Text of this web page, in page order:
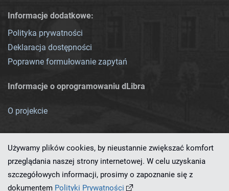
Informacje dodatkowe:
Polityka prywatności
Deklaracja dostępności
Poprawne formułowanie zapytań
Informacje o oprogramowaniu dLibra
O projekcie
Ten serwis działa dzięki oprogramowaniu
Używamy plików cookies, by nieustannie zwiększać komfort
przeglądania naszej strony internetowej. W celu uzyskania
szczegółowych informacji, prosimy o zapoznanie się z
dokumentem Polityki Prywatności